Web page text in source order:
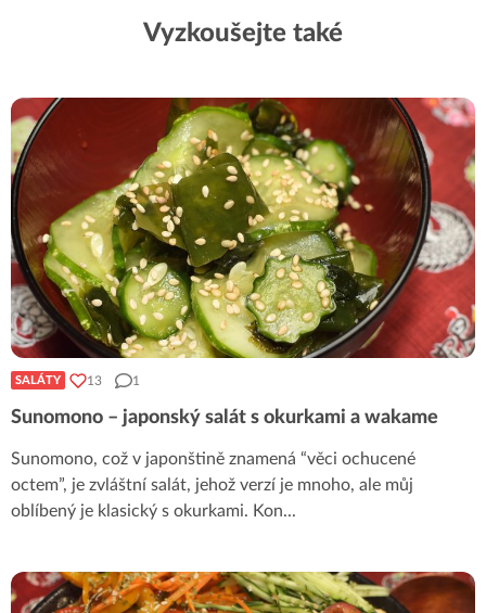
Vyzkoušejte také
SALÁTY 13 1
Sunomono – japonský salát s okurkami a wakame
Sunomono, což v japonštině znamená “věci ochucené
octem”, je zvláštní salát, jehož verzí je mnoho, ale můj
oblíbený je klasický s okurkami. Kon...